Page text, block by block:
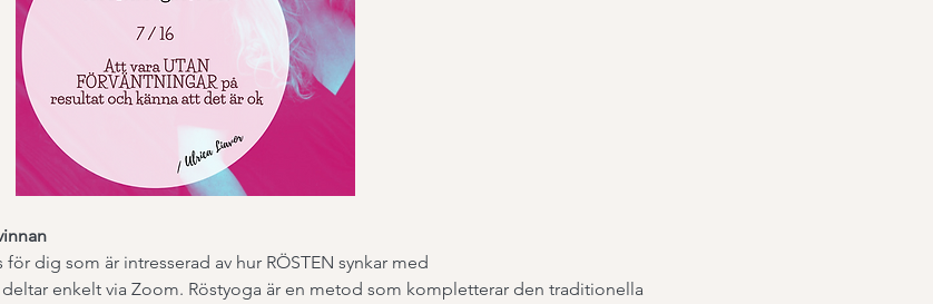
dig som är intresserad av hur RÖSTEN synkar med
enkelt via Zoom. Röstyoga är en metod som kompletterar den traditionella